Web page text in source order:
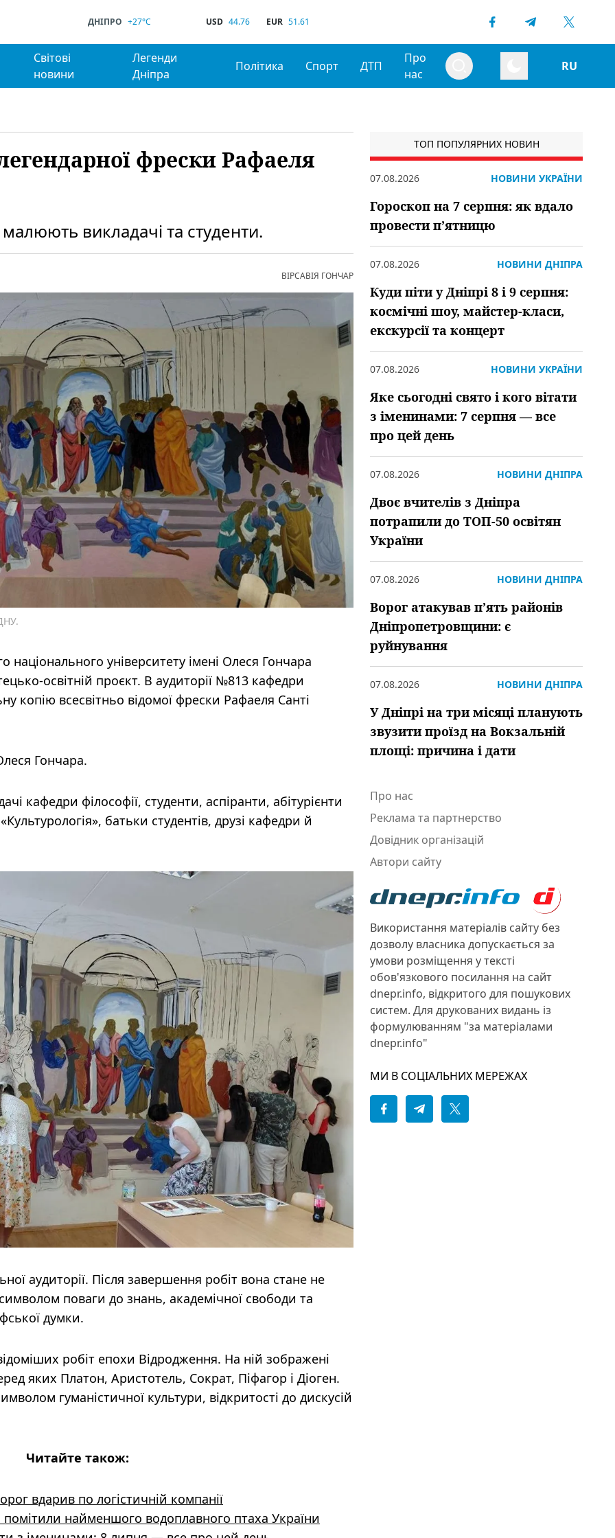
ДНІПРО +27°C USD 44.76 EUR 51.61
Світові
новини
Легенди
Дніпра
Політика Спорт ДТП
Про
нас
RU
фрески Рафаеля
викладачі та студенти.
ВІРСАВІЯ ГОНЧАР
національного університету імені Олеся Гончара
освітній проєкт. В аудиторії №813 кафедри
копію всесвітньо відомої фрески Рафаеля Санті
Гончара.
кафедри філософії, студенти, аспіранти, абітурієнти
батьки студентів, друзі кафедри й
аудиторії. Після завершення робіт вона стане не
поваги до знань, академічної свободи та
думки.
робіт епохи Відродження. На ній зображені
яких Платон, Аристотель, Сократ, Піфагор і Діоген.
гуманістичної культури, відкритості до дискусій
Читайте також:
вдарив по логістичній компанії
найменшого водоплавного птаха України
ТОП ПОПУЛЯРНИХ НОВИН
07.08.2026 НОВИНИ УКРАЇНИ
Гороскоп на 7 серпня: як вдало
провести пʼятницю
07.08.2026 НОВИНИ ДНІПРА
Куди піти у Дніпрі 8 і 9 серпня:
космічні шоу, майстер-класи,
екскурсії та концерт
07.08.2026 НОВИНИ УКРАЇНИ
Яке сьогодні свято і кого вітати
з іменинами: 7 серпня — все
про цей день
07.08.2026 НОВИНИ ДНІПРА
Двоє вчителів з Дніпра
потрапили до ТОП-50 освітян
України
07.08.2026 НОВИНИ ДНІПРА
Ворог атакував пʼять районів
Дніпропетровщини: є
руйнування
07.08.2026 НОВИНИ ДНІПРА
У Дніпрі на три місяці планують
звузити проїзд на Вокзальній
площі: причина і дати
Про нас
Реклама та партнерство
Довідник організацій
Автори сайту
Використання матеріалів сайту без
дозволу власника допускається за
умови розміщення у тексті
обов'язкового посилання на сайт
dnepr.info, відкритого для пошукових
систем. Для друкованих видань із
формулюванням "за матеріалами
dnepr.info"
МИ В СОЦІАЛЬНИХ МЕРЕЖАХ